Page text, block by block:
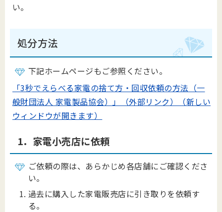
い。
処分方法
下記ホームページもご参照ください。
「3秒でえらべる家電の捨て方・回収依頼の方法（一
般財団法人 家電製品協会）」（外部リンク）（新しい
ウィンドウが開きます）
1．家電小売店に依頼
ご依頼の際は、あらかじめ各店舗にご確認くださ
い。
過去に購入した家電販売店に引き取りを依頼す
る。